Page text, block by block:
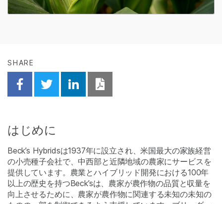
SHARE
Share on Facebook
Share on Twitter
Share on Linkedin
Download PDF
はじめに
Beck’s Hybridsは1937年に設立され、米国最大の家族経営
の小売種子会社で、中西部と近隣地域の農家にサービスを
提供しています。農業とハイブリッド開発における100年
以上の歴史を持つBeck’sは、農家が農作物の品質と収量を
向上させるために、農家が農作物に関連する未知の未知の